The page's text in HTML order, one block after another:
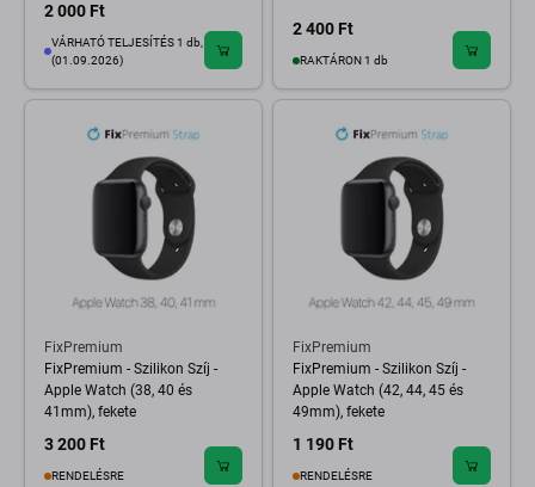
2 000 Ft
VÁRHATÓ TELJESÍTÉS 1 db,
(01.09.2026)
2 400 Ft
RAKTÁRON 1 db
FixPremium
FixPremium - Szilikon Szíj -
Apple Watch (38, 40 és
41mm), fekete
3 200 Ft
RENDELÉSRE
FixPremium
FixPremium - Szilikon Szíj -
Apple Watch (42, 44, 45 és
49mm), fekete
1 190 Ft
RENDELÉSRE